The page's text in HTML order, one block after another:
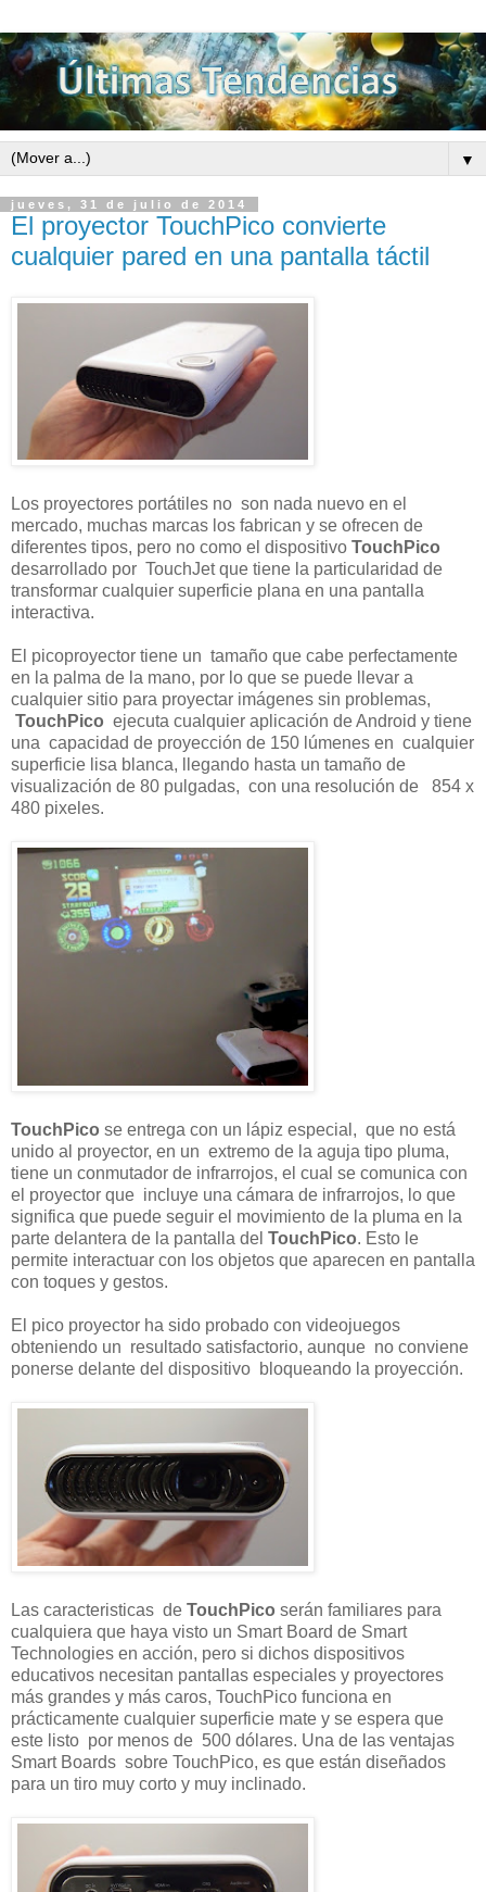
▼
jueves, 31 de julio de 2014
El proyector TouchPico convierte
cualquier pared en una pantalla táctil
Los proyectores portátiles no son nada nuevo en el
mercado, muchas marcas los fabrican y se ofrecen de
diferentes tipos, pero no como el dispositivo TouchPico
desarrollado por TouchJet que tiene la particularidad de
transformar cualquier superficie plana en una pantalla
interactiva.
El picoproyector tiene un tamaño que cabe perfectamente
en la palma de la mano, por lo que se puede llevar a
cualquier sitio para proyectar imágenes sin problemas,
TouchPico ejecuta cualquier aplicación de Android y tiene
una capacidad de proyección de 150 lúmenes en cualquier
superficie lisa blanca, llegando hasta un tamaño de
visualización de 80 pulgadas, con una resolución de 854 x
480 pixeles.
TouchPico se entrega con un lápiz especial, que no está
unido al proyector, en un extremo de la aguja tipo pluma,
tiene un conmutador de infrarrojos, el cual se comunica con
el proyector que incluye una cámara de infrarrojos, lo que
significa que puede seguir el movimiento de la pluma en la
parte delantera de la pantalla del TouchPico. Esto le
permite interactuar con los objetos que aparecen en pantalla
con toques y gestos.
El pico proyector ha sido probado con videojuegos
obteniendo un resultado satisfactorio, aunque no conviene
ponerse delante del dispositivo bloqueando la proyección.
Las caracteristicas de TouchPico serán familiares para
cualquiera que haya visto un Smart Board de Smart
Technologies en acción, pero si dichos dispositivos
educativos necesitan pantallas especiales y proyectores
más grandes y más caros, TouchPico funciona en
prácticamente cualquier superficie mate y se espera que
este listo por menos de 500 dólares. Una de las ventajas
Smart Boards sobre TouchPico, es que están diseñados
para un tiro muy corto y muy inclinado.